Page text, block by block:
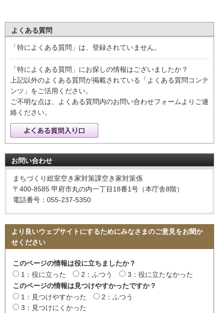
よくある質問
「特によくある質問」は、登録されていません。
「特によくある質問」にお探しの情報はございましたか？
上記以外のよくある質問が掲載されている「よくある質問コンテ
ンツ」をご活用ください。
ご不明な点は、よくある質問内のお問い合わせフォームよりご連
絡ください。
お問い合わせ
まちづくり総室空き家対策課空き家対策係
〒400-8585 甲府市丸の内一丁目18番1号（本庁舎8階）
電話番号：055-237-5350
より良いウェブサイトにするためにみなさまのご意見をお聞か
せください
このページの情報は役に立ちましたか？
1：役に立った
2：ふつう
3：役に立たなかった
このページの情報は見つけやすかったですか？
1：見つけやすかった
2：ふつう
3：見つけにくかった